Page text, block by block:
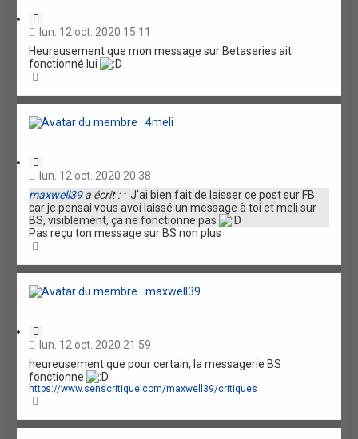
i
a
t
o
n
lun. 12 oct. 2020 15:11
Heureusement que mon message sur Betaseries ait
fonctionné lui
u
4meli
i
a
t
i
o
lun. 12 oct. 2020 20:38
maxwell39a écrit : ↑ J'ai bien fait de laisser ce post sur FB
car je pensai vous avoi laissé un message à toi et meli sur
BS, visiblement, ça ne fonctionne pas
Pas reçu ton message sur BS non plus
u
maxwell39
i
a
t
i
n
lun. 12 oct. 2020 21:59
heureusement que pour certain, la messagerie BS
fonctionne
https://www.senscritique.com/maxwell39/critiques
u